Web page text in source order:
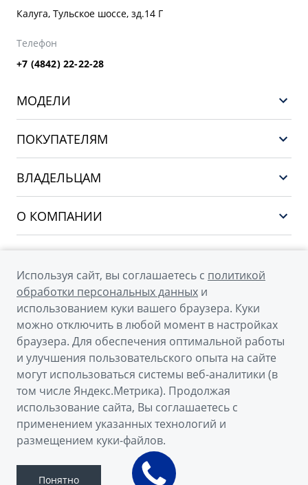
Калуга, Тульское шоссе, зд.14 Г
Телефон
+7 (4842) 22-22-28
МОДЕЛИ
EX5
PREFACE
CITYRAY
ATLAS
OKAVANGO
MONJARO
ПОКУПАТЕЛЯМ
ВЛАДЕЛЬЦАМ
О КОМПАНИИ
Новости
Наша команда
Правовая информация
Контакты
Мы в соцсетях
© 2026
Официальный сайт Geely в России
Политика обработки персональных данных
Правовая информация
Сделано в ПЕРКС
Используя сайт, вы соглашаетесь с политикой
обработки персональных данных и
использованием куки вашего браузера. Куки
можно отключить в любой момент в настройках
браузера. Для обеспечения оптимальной работы
и улучшения пользовательского опыта на сайте
могут использоваться системы веб-аналитики (в
том числе Яндекс.Метрика). Продолжая
использование сайта, Вы соглашаетесь с
применением указанных технологий и
размещением куки-файлов.
Понятно